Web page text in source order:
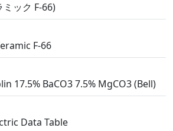
ック F-66)
F-66
17.5% BaCO3 7.5% MgCO3 (Bell)
Data Table